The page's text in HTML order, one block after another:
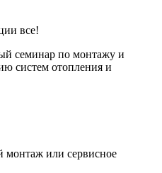
все!
семинар по монтажу и
систем отопления и
монтаж или сервисное